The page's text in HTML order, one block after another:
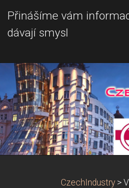
Přinášíme vám
dávají smysl
CzechIndustry >